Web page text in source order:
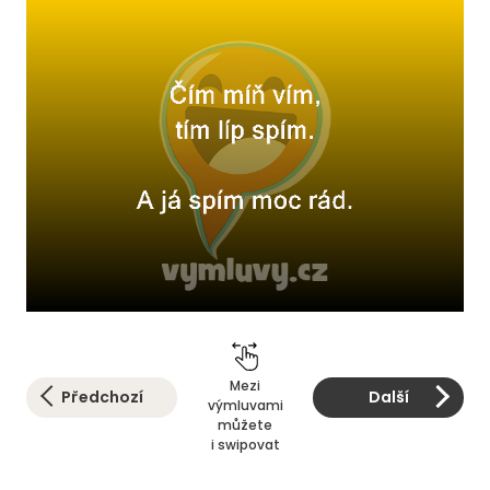
Předchozí
Mezi
výmluvami
můžete
i swipovat
Další